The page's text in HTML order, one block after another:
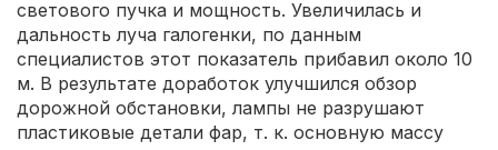
светового пучка и мощность. Увеличилась и
дальность луча галогенки, по данным
специалистов этот показатель прибавил около 10
м. В результате доработок улучшился обзор
дорожной обстановки, лампы не разрушают
пластиковые детали фар, т. к. основную массу